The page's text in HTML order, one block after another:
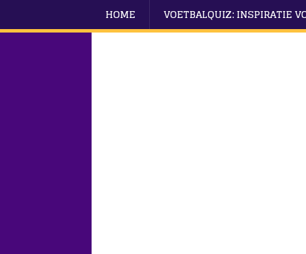
HOME VOETBALQUIZ: INSPIRATIE